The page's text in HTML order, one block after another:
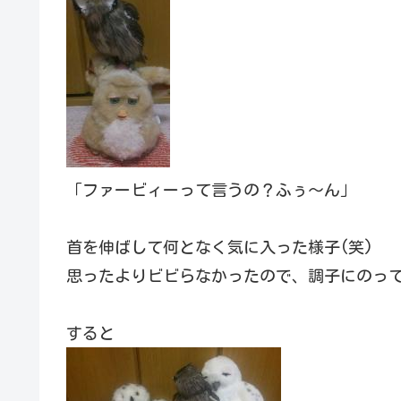
「ファービィーって言うの？ふぅ～ん」
首を伸ばして何となく気に入った様子(笑)
思ったよりビビらなかったので、調子にのっ
すると